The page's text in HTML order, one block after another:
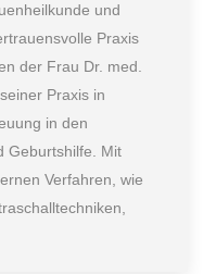
und
Praxis
der Frau Dr. med.
Praxis in
in den
Geburtshilfe. Mit
Verfahren, wie